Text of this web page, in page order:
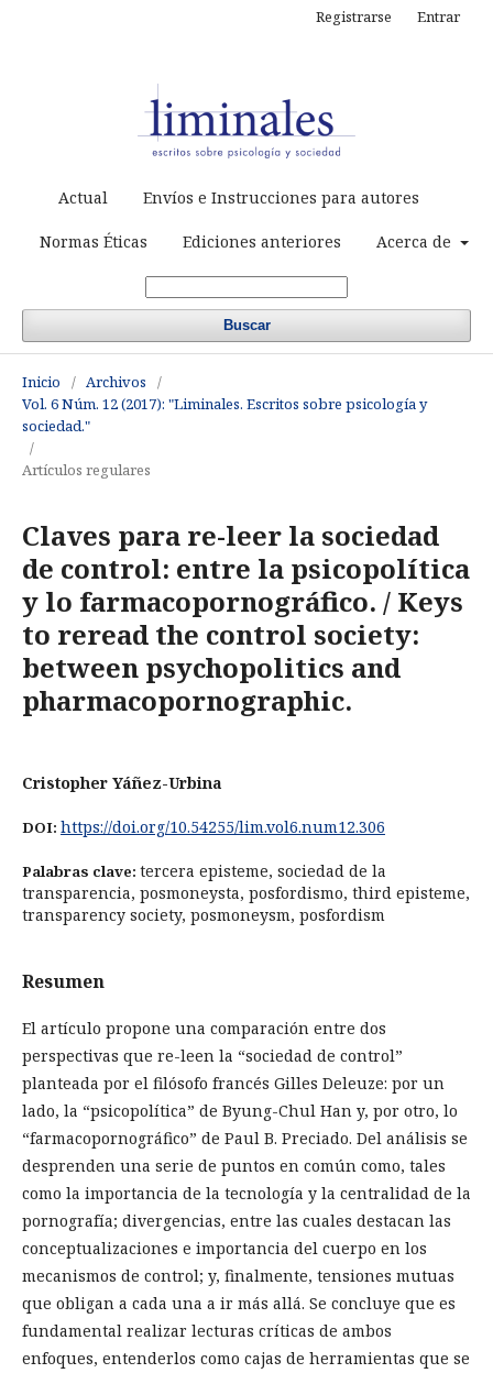
Actual Envíos e Instrucciones para autores
Normas Éticas Ediciones anteriores Acerca de
Buscar
Registrarse Entrar
Inicio / Archivos
/
Vol. 6 Núm. 12 (2017): "Liminales. Escritos sobre psicología y
sociedad."
/
Artículos regulares
Claves para re-leer la sociedad
de control: entre la psicopolítica
y lo farmacopornográfico. / Keys
to reread the control society:
between psychopolitics and
pharmacopornographic.
Cristopher Yáñez-Urbina
DOI: https://doi.org/10.54255/lim.vol6.num12.306
Palabras clave: tercera episteme, sociedad de la
transparencia, posmoneysta, posfordismo, third episteme,
transparency society, posmoneysm, posfordism
Resumen
El artículo propone una comparación entre dos
perspectivas que re-leen la “sociedad de control”
planteada por el filósofo francés Gilles Deleuze: por un
lado, la “psicopolítica” de Byung-Chul Han y, por otro, lo
“farmacopornográfico” de Paul B. Preciado. Del análisis se
desprenden una serie de puntos en común como, tales
como la importancia de la tecnología y la centralidad de la
pornografía; divergencias, entre las cuales destacan las
conceptualizaciones e importancia del cuerpo en los
mecanismos de control; y, finalmente, tensiones mutuas
que obligan a cada una a ir más allá. Se concluye que es
fundamental realizar lecturas críticas de ambos
enfoques, entenderlos como cajas de herramientas que se